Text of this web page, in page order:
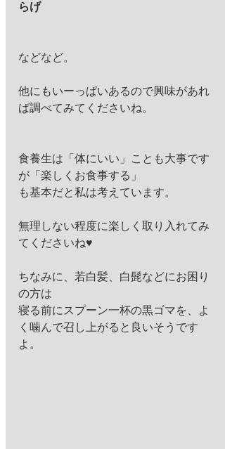
らげ
などなど。
他にもいーっぱいあるので興味があれ
ば調べてみてくださいね。
食養生は「体にいい」ことも大事です
が「楽しくお食事する」
も基本だと私は考えています。
無理しない程度に楽しく取り入れてみ
てくださいね♥
ちなみに、若白髪、白髭などにお困り
の方は
寝る前にスプーン一杯の黒ゴマを、よ
く噛んで召し上がると良いそうです
よ。